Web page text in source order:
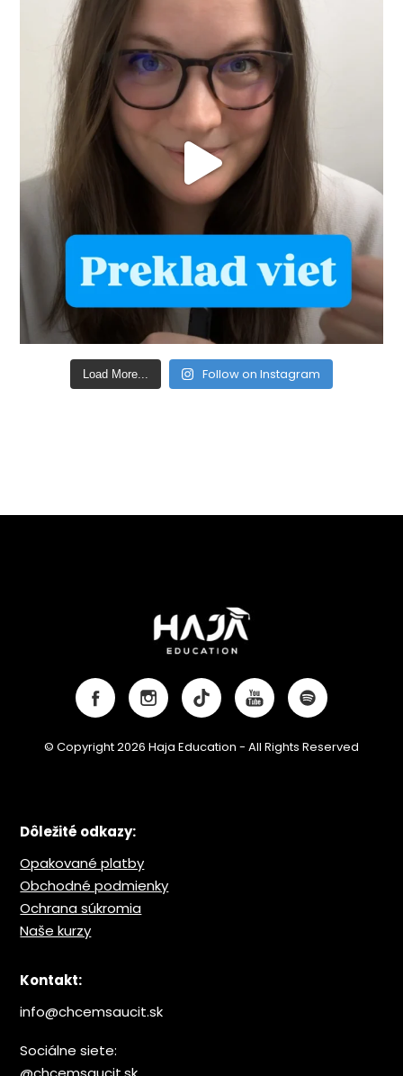
Load More... Follow on Instagram
© Copyright 2026 Haja Education - All Rights Reserved
Dôležité odkazy:
Opakované platby
Obchodné podmienky
Ochrana súkromia
Naše kurzy
Kontakt:
info@chcemsaucit.sk
Sociálne siete: